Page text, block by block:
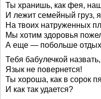
Ты хранишь, как фея, наш
И лежит семейный груз,
На твоих натруженных
Мы хотим здоровья
А еще — побольше
Тебя бабулечкой назвать,
Язык не повернется!
Ты хороша, как в сорок
И как так удается?